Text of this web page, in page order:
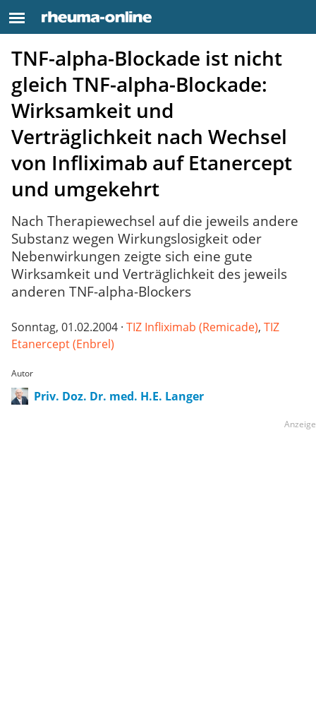
TNF-alpha-Blockade ist nicht
gleich TNF-alpha-Blockade:
Wirksamkeit und
Verträglichkeit nach Wechsel
von Infliximab auf Etanercept
und umgekehrt
Nach Therapiewechsel auf die jeweils andere
Substanz wegen Wirkungslosigkeit oder
Nebenwirkungen zeigte sich eine gute
Wirksamkeit und Verträglichkeit des jeweils
anderen TNF-alpha-Blockers
Sonntag, 01.02.2004 · TIZ Infliximab (Remicade), TIZ
Etanercept (Enbrel)
Autor
Priv. Doz. Dr. med. H.E. Langer